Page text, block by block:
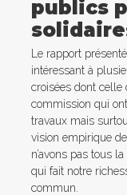
publics
Le rapport
intéressant à
croisées dont
commission qui
travaux mais
vision empirique
n’avons pas tous
qui fait notre
commun.